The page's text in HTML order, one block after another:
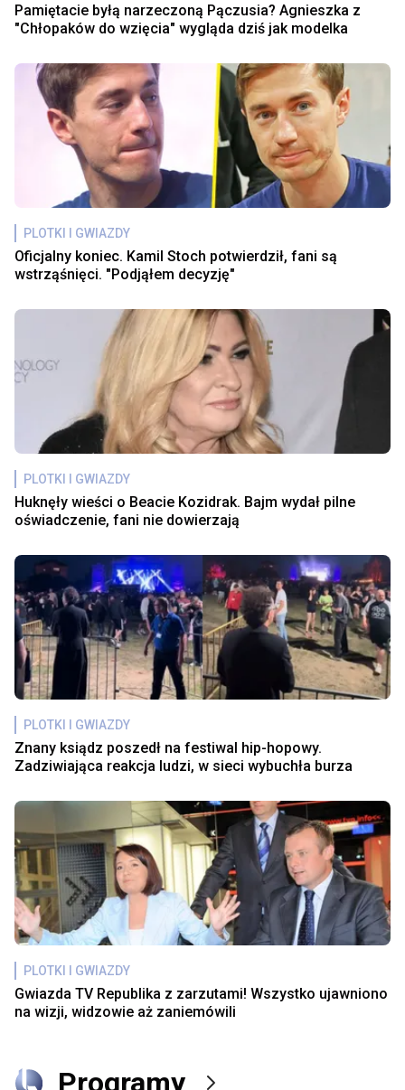
Pamiętacie byłą narzeczoną Pączusia? Agnieszka z
"Chłopaków do wzięcia" wygląda dziś jak modelka
PLOTKI I GWIAZDY
Oficjalny koniec. Kamil Stoch potwierdził, fani są
wstrząśnięci. "Podjąłem decyzję"
PLOTKI I GWIAZDY
Huknęły wieści o Beacie Kozidrak. Bajm wydał pilne
oświadczenie, fani nie dowierzają
PLOTKI I GWIAZDY
Znany ksiądz poszedł na festiwal hip-hopowy.
Zadziwiająca reakcja ludzi, w sieci wybuchła burza
PLOTKI I GWIAZDY
Gwiazda TV Republika z zarzutami! Wszystko ujawniono
na wizji, widzowie aż zaniemówili
Programy